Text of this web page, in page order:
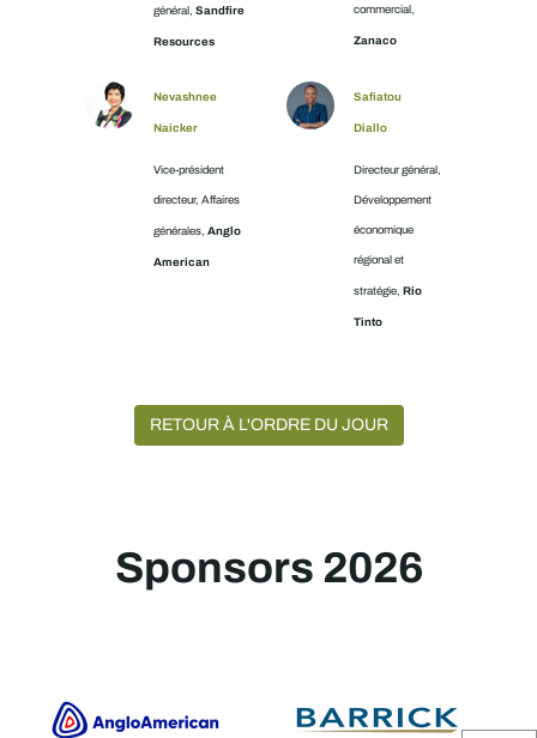
général, Sandfire
Resources
commercial,
Zanaco
Nevashnee
Naicker
Vice-président
directeur, Affaires
générales, Anglo
American
Safiatou
Diallo
Directeur général,
Développement
économique
régional et
stratégie, Rio
Tinto
RETOUR À L'ORDRE DU JOUR
Sponsors 2026